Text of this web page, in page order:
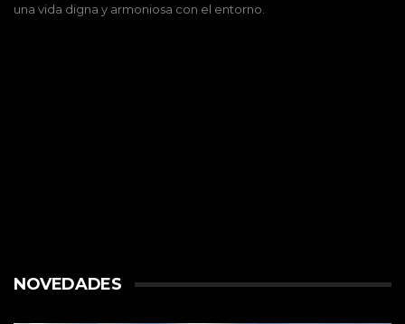
una vida digna y armoniosa con el entorno.
NOVEDADES